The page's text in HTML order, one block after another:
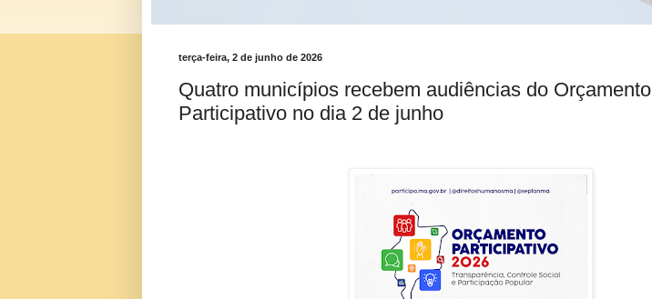
terça-feira, 2 de junho de 2026
Quatro municípios recebem audiências do Orçamento
Participativo no dia 2 de junho